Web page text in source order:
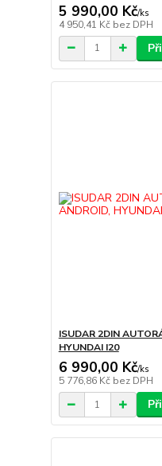
5 990,00 Kč/ks
4 950,41 Kč bez DPH
ISUDAR 2DIN
HYUNDAI I20
6 990,00 Kč/ks
5 776,86 Kč bez DPH